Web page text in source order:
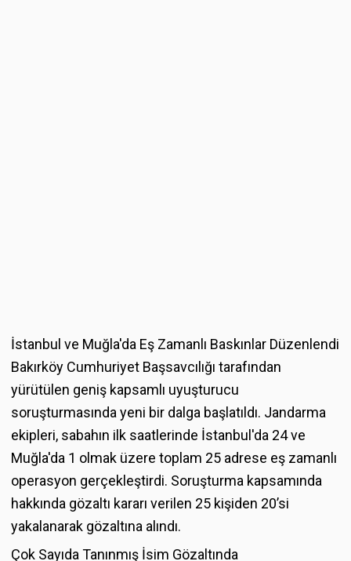
İstanbul ve Muğla'da Eş Zamanlı Baskınlar Düzenlendi
Bakırköy Cumhuriyet Başsavcılığı tarafından
yürütülen geniş kapsamlı uyuşturucu
soruşturmasında yeni bir dalga başlatıldı. Jandarma
ekipleri, sabahın ilk saatlerinde İstanbul'da 24 ve
Muğla'da 1 olmak üzere toplam 25 adrese eş zamanlı
operasyon gerçekleştirdi. Soruşturma kapsamında
hakkında gözaltı kararı verilen 25 kişiden 20’si
yakalanarak gözaltına alındı.
Çok Sayıda Tanınmış İsim Gözaltında